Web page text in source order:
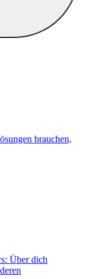
brauchen,
Über dich